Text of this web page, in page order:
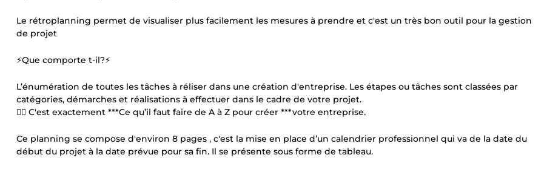
Le rétroplanning permet de visualiser plus facilement les mesures à prendre et c'est un très bon outil pour la gestion
de projet
⚡Que comporte t-il?⚡
L’énumération de toutes les tâches à réliser dans une création d'entreprise. Les étapes ou tâches sont classées par
catégories, démarches et réalisations à effectuer dans le cadre de votre projet.
👉🏻 C'est exactement ***Ce qu’il faut faire de A à Z pour créer ***votre entreprise.
Ce planning se compose d'environ 8 pages , c'est la mise en place d’un calendrier professionnel qui va de la date du
début du projet à la date prévue pour sa fin. Il se présente sous forme de tableau.